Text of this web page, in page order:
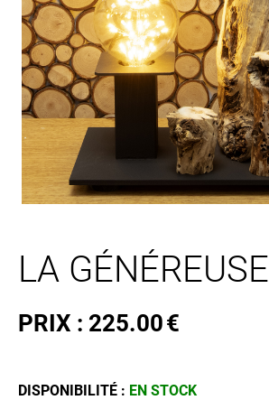
LA GÉNÉREUSE
PRIX : €
225.00
DISPONIBILITÉ : EN STOCK